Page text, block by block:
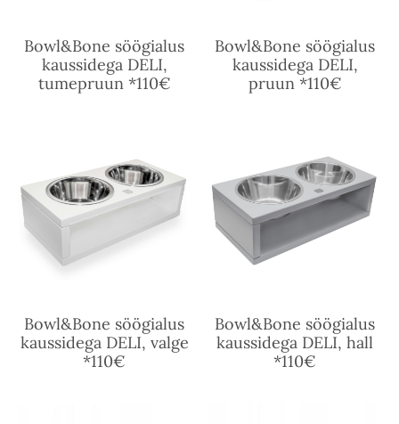
Bowl&Bone söögialus
kaussidega DELI,
tumepruun *110€
Bowl&Bone söögialus
kaussidega DELI,
pruun *110€
Bowl&Bone söögialus
kaussidega DELI, valge
*110€
Bowl&Bone söögialus
kaussidega DELI, hall
*110€